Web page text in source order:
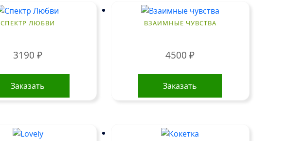
СПЕКТР ЛЮБВИ
3190 ₽
Заказать
ВЗАИМНЫЕ ЧУВСТВА
4500₽
Заказать